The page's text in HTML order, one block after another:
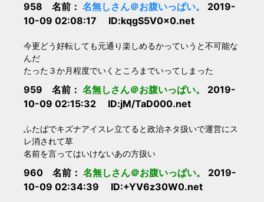
958 名前： 名無しさん＠お腹いっぱい。 2019-
10-09 02:08:17 ID:kqgS5V0x0.net
今更どう好転しても元通り楽しめるかっていうと不可能な
んだ
たった３か月程度でいくところまでいってしまった
959 名前： 名無しさん＠お腹いっぱい。 2019-
10-09 02:15:32 ID:jM/TaD000.net
ふたばでキズナアイスレ立てると政治ネタ扱いで運営にス
レ消されて草
名前を言ってはいけないあの方扱い
960 名前： 名無しさん＠お腹いっぱい。 2019-
10-09 02:34:39 ID:+YV6z30W0.net